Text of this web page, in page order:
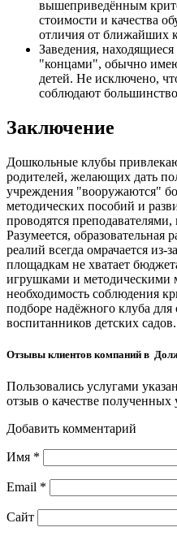
вышеприведённым
стоимости и качества
отличия от ближайших
Заведения,
"концами", обычно
детей. Не исключено,
соблюдают
Заключение
Дошкольные клубы
родителей, желающих дать
учреждения "вооружаются"
методических пособий и
проводятся
Разумеется, образовательная
реалий всегда омрачается
площадкам не хватает
игрушками и методическими
необходимость соблюдения
подборе надёжного клуба для
воспитанников детских садов.
Отзывы клиентов компаний в
Пользовались услугами
отзыв о качестве полученных
Добавить комментарий
Имя *
Email *
Сайт